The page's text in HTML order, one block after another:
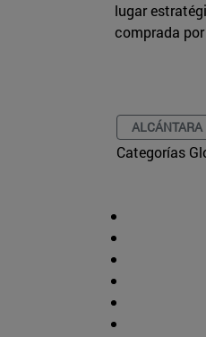
lugar
comprada
ALCÁNTARA
Categorías